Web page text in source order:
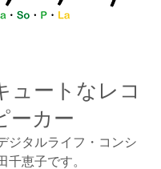
ュートなレコ
ーカー
ジタルライフ・コンシ
千恵子です。